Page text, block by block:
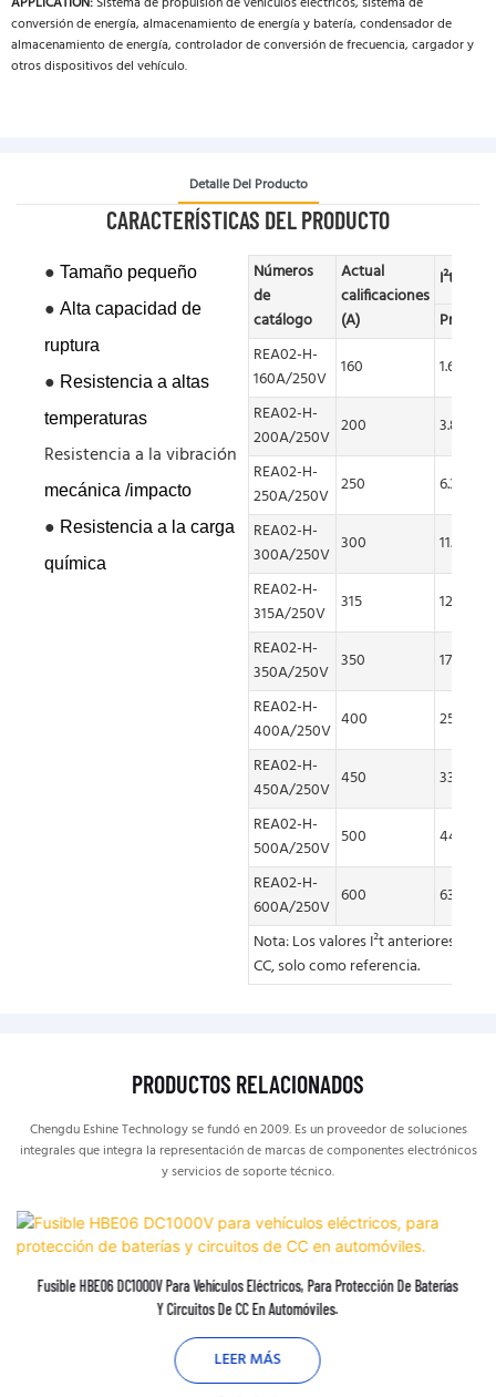
conversión de energía, almacenamiento de energía y batería, condensador de
almacenamiento de energía, controlador de conversión de frecuencia, cargador y
otros dispositivos del vehículo.
Detalle Del Producto
CARACTERÍSTICAS DEL PRODUCTO
● Tamaño pequeño
● Alta capacidad de
ruptura
● Resistencia a altas
temperaturas
Resistencia a la vibración
mecánica /impacto
● Resistencia a la carga
química
Números
de
catálogo
Actual
calificaciones
(A)
I²t(kA²s)
Prearco
REA02-H-
160A/250V 160
1.623
REA02-H-
200A/250V 200
3.889
REA02-H-
250A/250V 250
6.327
REA02-H-
300A/250V 300
11.891
REA02-H-
315A/250V
315
12.362
REA02-H-
350A/250V 350
17.819
REA02-H-
400A/250V 400
25.148
REA02-H-
450A/250V 450
33.963
REA02-H-
500A/250V 500
44.346
REA02-H-
600A/250V 600
63.3
Nota: Los valores I²t anteriores
CC, solo como referencia.
PRODUCTOS RELACIONADOS
Chengdu Eshine Technology se fundó en 2009. Es un proveedor de soluciones
integrales que integra la representación de marcas de componentes electrónicos
y servicios de soporte técnico.
Fusible HBE06 DC1000V Para Vehículos Eléctricos, Para Protección De Baterías
Y Circuitos De CC En Automóviles.
LEER MÁS